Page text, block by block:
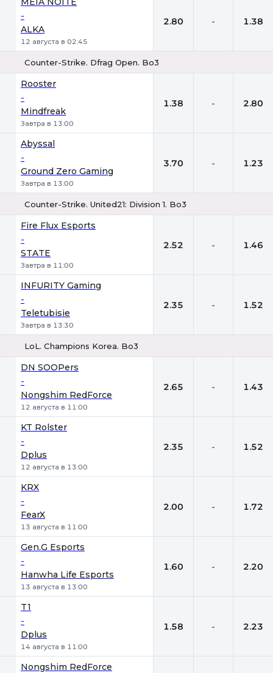
-
ALKA
12 августа в 02:45
2.80 - 1.38
Counter-Strike. Dfrag Open. Bo3
Rooster
-
Mindfreak
Завтра в 13:00
1.38 - 2.80
Abyssal
-
Ground Zero Gaming
Завтра в 13:00
3.70 - 1.23
Counter-Strike. United21: Division 1. Bo3
Fire Flux Esports
-
STATE
Завтра в 11:00
2.52 - 1.46
INFURITY Gaming
-
Teletubisie
Завтра в 13:30
2.35 - 1.52
LoL. Champions Korea. Bo3
DN SOOPers
-
Nongshim RedForce
12 августа в 11:00
2.65 - 1.43
KT Rolster
-
Dplus
12 августа в 13:00
2.35 - 1.52
KRX
-
FearX
13 августа в 11:00
2.00 - 1.72
Gen.G Esports
-
Hanwha Life Esports
13 августа в 13:00
1.60 - 2.20
T1
-
Dplus
14 августа в 11:00
1.58 - 2.23
Nongshim RedForce